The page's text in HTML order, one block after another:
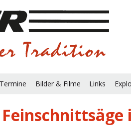
Bilder & Filme Links